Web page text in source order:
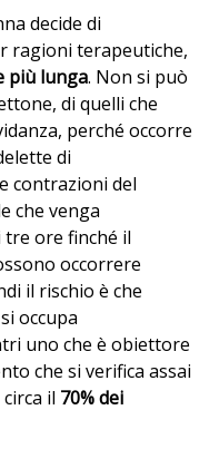
decide di
ragioni terapeutiche,
più lunga. Non si può
di quelli che
perché occorre
di
contrazioni del
che venga
ore finché il
occorrere
il rischio è che
occupa
uno che è obiettore
che si verifica assai
il 70% dei